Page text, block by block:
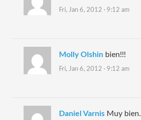
Fri, Jan 6, 2012 · 9:12 am
Molly Olshin bien!!!
Fri, Jan 6, 2012 · 9:12 am
Daniel Varnis Muy bien.